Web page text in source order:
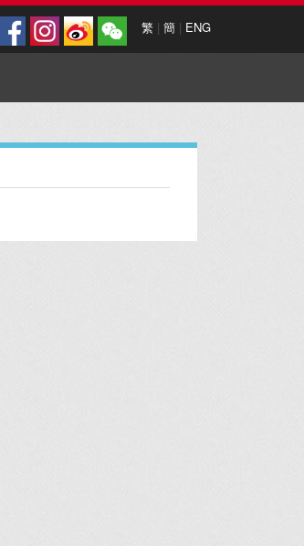
繁 | 簡 | ENG